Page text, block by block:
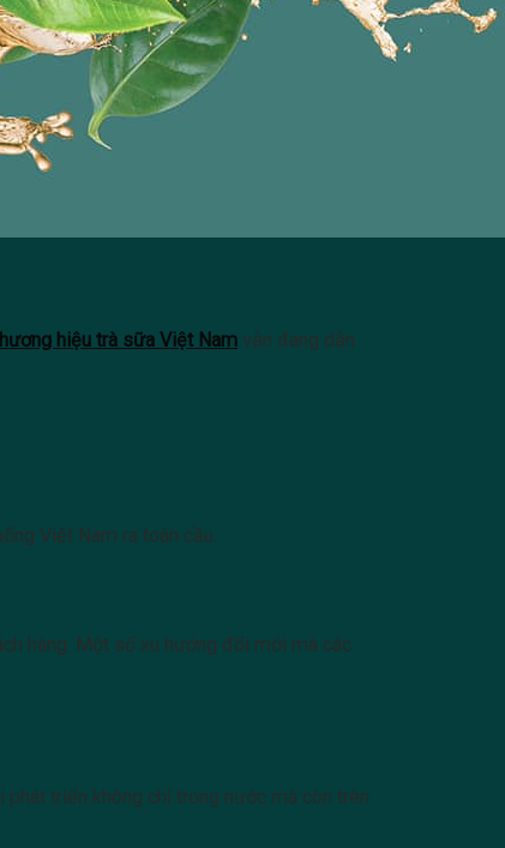
hiệu trà sữa Việt Nam vẫn đang dẫn
Việt Nam ra toàn cầu.
hàng. Một số xu hướng đổi mới mà các
triển không chỉ trong nước mà còn trên